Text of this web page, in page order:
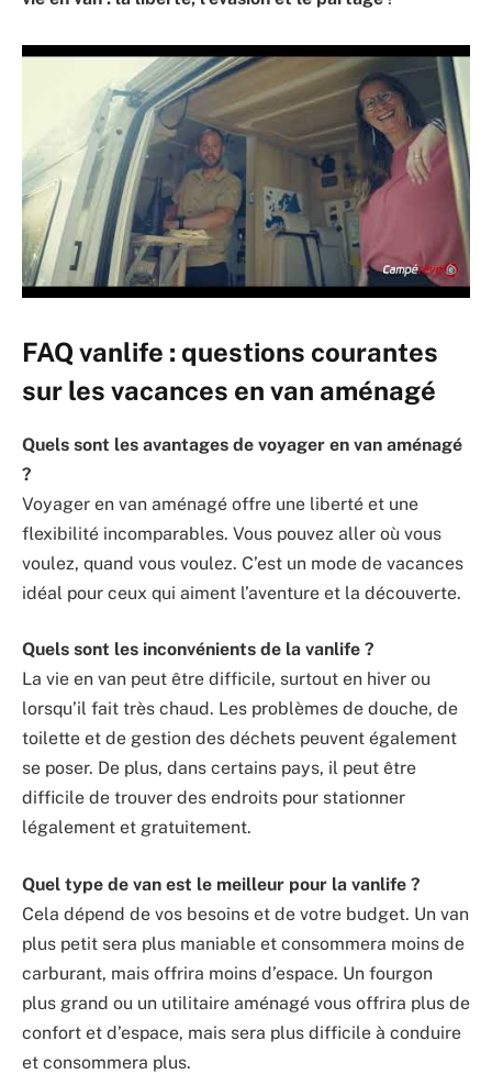
FAQ vanlife : questions courantes
sur les vacances en van aménagé
Quels sont les avantages de voyager en van aménagé
?
Voyager en van aménagé offre une liberté et une
flexibilité incomparables. Vous pouvez aller où vous
voulez, quand vous voulez. C’est un mode de vacances
idéal pour ceux qui aiment l’aventure et la découverte.
Quels sont les inconvénients de la vanlife ?
La vie en van peut être difficile, surtout en hiver ou
lorsqu’il fait très chaud. Les problèmes de douche, de
toilette et de gestion des déchets peuvent également
se poser. De plus, dans certains pays, il peut être
difficile de trouver des endroits pour stationner
légalement et gratuitement.
Quel type de van est le meilleur pour la vanlife ?
Cela dépend de vos besoins et de votre budget. Un van
plus petit sera plus maniable et consommera moins de
carburant, mais offrira moins d’espace. Un fourgon
plus grand ou un utilitaire aménagé vous offrira plus de
confort et d’espace, mais sera plus difficile à conduire
et consommera plus.